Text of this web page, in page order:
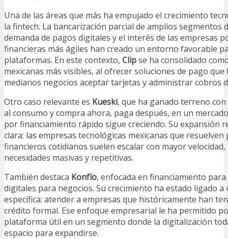
Una de las áreas que más ha empujado el crecimiento
la fintech. La bancarización parcial de amplios segmentos
demanda de pagos digitales y el interés de las empresas
financieras más ágiles han creado un entorno favorable
plataformas. En este contexto, Clipse ha consolidado
mexicanas más visibles, al ofrecer soluciones de pago
medianos negocios aceptar tarjetas y administrar cobros
Otro caso relevante es Kueski, que ha ganado terreno
al consumo y compra ahora, paga después, en un
por financiamiento rápido sigue creciendo. Su expansión
clara: las empresas tecnológicas mexicanas que
financieros cotidianos suelen escalar con mayor
necesidades masivas y repetitivas.
También destaca Konfío, enfocada en financiamiento
digitales para negocios. Su crecimiento ha estado ligado
específica: atender a empresas que históricamente han
crédito formal. Ese enfoque empresarial le ha permitido
plataforma útil en un segmento donde la digitalización
espacio para expandirse.